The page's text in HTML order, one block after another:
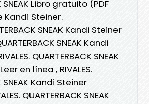
SNEAK Libro gratuito (PDF
Kandi Steiner.
SNEAK Kandi Steiner
SNEAK Kandi
QUARTERBACK SNEAK
en línea , RIVALES.
SNEAK Kandi Steiner
QUARTERBACK SNEAK